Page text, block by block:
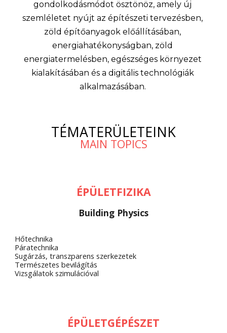
gondolkodásmódot ösztönöz, amely új
szemléletet nyújt az építészeti tervezésben,
zöld építőanyagok előállításában,
energiahatékonyságban, zöld
energiatermelésben
kialakításában és a digitális technológiák
alkalmazásában.
TÉMATERÜLETEINK
MAIN TOPICS
ÉPÜLETFIZIKA
Building Physics
Hőtechnika
Páratechnika
Sugárzás, transzparens szerkezetek
Természetes bevilágítás
Vizsgálatok szimulációval
ÉPÜLETGÉPÉSZET